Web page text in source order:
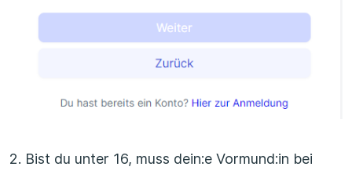
2. Bist du unter 16, muss dein:e Vormund:in bei